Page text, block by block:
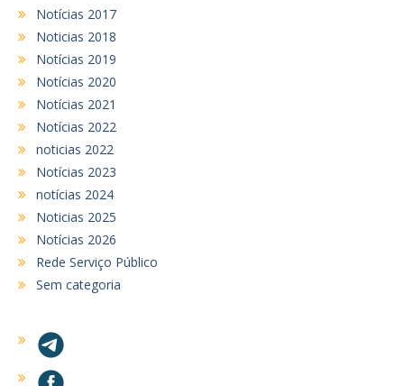
Notícias 2017
Noticias 2018
Notícias 2019
Notícias 2020
Notícias 2021
Notícias 2022
noticias 2022
Notícias 2023
notícias 2024
Noticias 2025
Notícias 2026
Rede Serviço Público
Sem categoria